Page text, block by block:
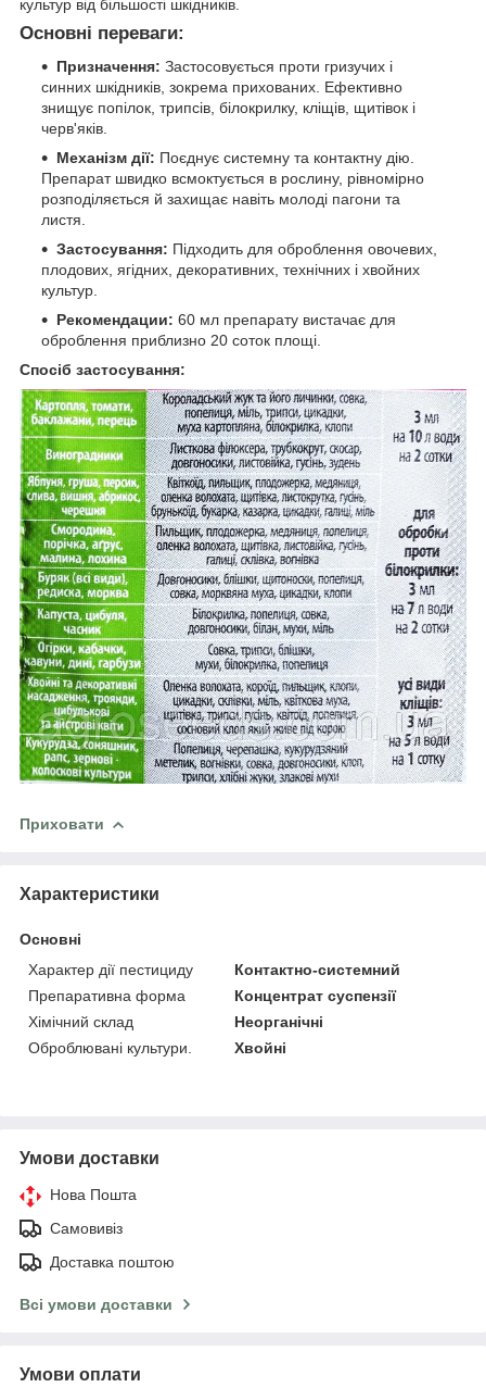
культур від більшості шкідників.
Основні переваги:
Призначення: Застосовується проти гризучих і
синних шкідників, зокрема прихованих. Ефективно
знищує попілок, трипсів, білокрилку, кліщів, щитівок і
черв'яків.
Механізм дії: Поєднує системну та контактну дію.
Препарат швидко всмоктується в рослину, рівномірно
розподіляється й захищає навіть молоді пагони та
листя.
Застосування: Підходить для оброблення овочевих,
плодових, ягідних, декоративних, технічних і хвойних
культур.
Рекомендации: 60 мл препарату вистачає для
оброблення приблизно 20 соток площі.
Спосіб застосування:
Приховати
Характеристики
Основні
Характер дії пестициду
Контактно-системний
Препаративна форма
Концентрат суспензії
Хімічний склад
Неорганічні
Оброблювані культури.
Хвойні
Умови доставки
Нова Пошта
Самовивіз
Доставка поштою
Всі умови доставки
Умови оплати